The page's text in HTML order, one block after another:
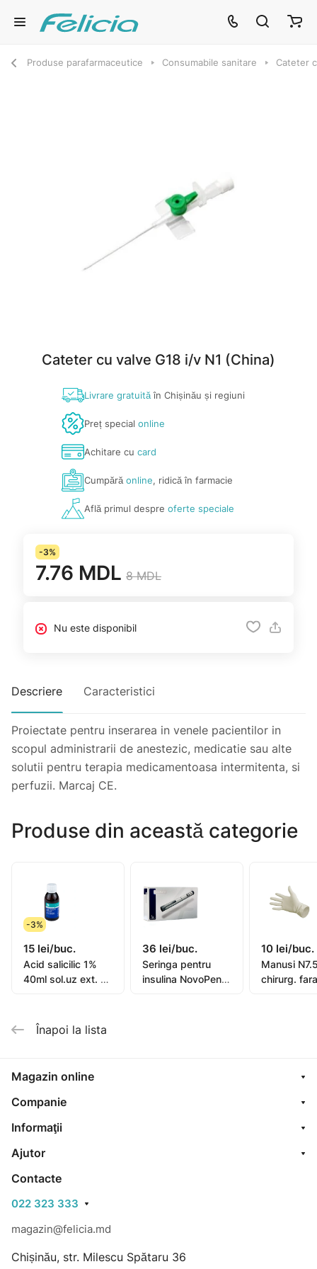
Produse parafarmaceutice Consumabile sanitare Cateter
Cateter cu valve G18 i/v N1 (China)
Livrare gratuităîn Chișinău și regiuni
Preț special online
Achitare cu card
Cumpărăonline, ridică în farmacie
Află primul despre oferte speciale
-3%
7.76 MDL 8 MDL
Nu este disponibil
Descriere Caracteristici
Proiectate pentru inserarea in venele pacientilor in
scopul administrarii de anestezic, medicatie sau alte
solutii pentru terapia medicamentoasa intermitenta, si
perfuzii. Marcaj CE.
Produse din această categorie
-3%
15 lei/buc.
Acid salicilic 1%
40ml sol.uz ext. N1
36 lei/buc.
Seringa pentru
insulina NovoPen4
10 lei/buc.
Manusi
chirurg.
Înapoi la lista
Magazin online
Companie
Informaţii
Ajutor
Contacte
022 323 333
magazin@felicia.md
Chișinău, str. Milescu Spătaru 36